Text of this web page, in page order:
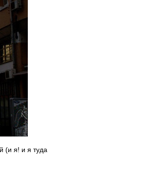
(и я! и я туда